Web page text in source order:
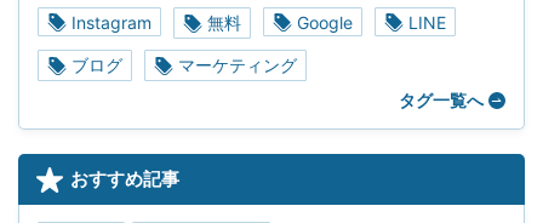
Instagram 無料 Google LINE
ブログ
マーケティング
タグ一覧へ
おすすめ記事